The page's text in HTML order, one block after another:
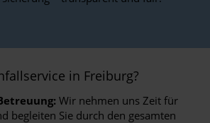
in Freiburg?
Wir nehmen uns Zeit für
begleiten Sie durch den gesamten